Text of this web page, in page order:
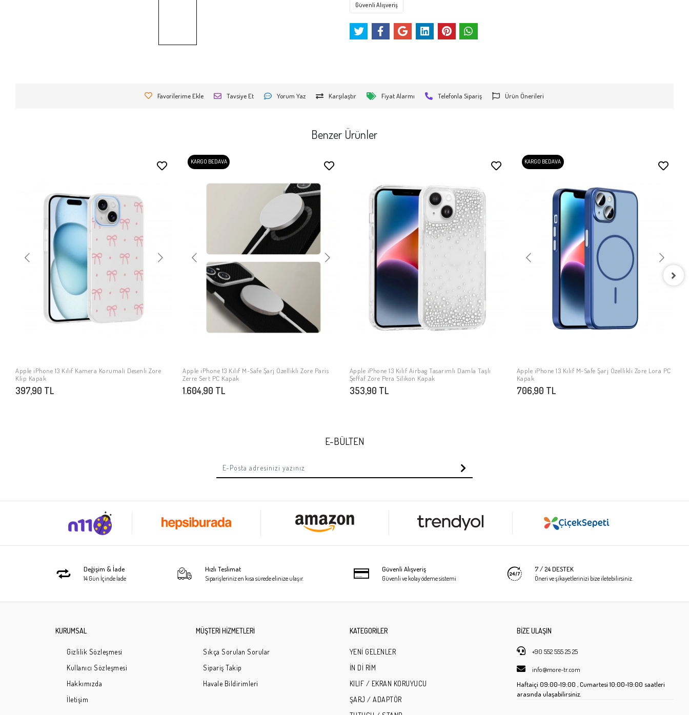
Güvenli Alışveriş
Favorilerime Ekle Tavsiye Et Yorum Yaz Karşılaştır Fiyat Alarmı Telefonla Sipariş Ürün Önerileri
Benzer Ürünler
SEPETE EKLE
Apple iPhone 13 Kılıf Kamera Korumalı Desenli Zore
Klip Kapak
397,90 TL
KARGO BEDAVA
SEPETE EKLE
Apple iPhone 13 Kılıf M-Safe Şarj Özellikli Zore Paris
Zerre Sert PC Kapak
1.604,90 TL
SEPETE EKLE
Apple iPhone 13 Kılıf Airbag Tasarımlı Damla Taşlı
Şeffaf Zore Pera Silikon Kapak
353,90 TL
KARGO BEDAVA
SEPETE EKLE
Apple iPhone 13 Kılıf M-Safe Şarj Özellikli Zore Lora PC
Kapak
706,90 TL
E-BÜLTEN
Değişim & İade
14 Gün İçinde İade
Hızlı Teslimat
Siparişleriniz en kısa sürede elinize ulaşır.
Güvenli Alışveriş
Güvenli ve kolay ödeme sistemi
7 / 24 DESTEK
Öneri ve şikayetlerinizi bize iletebilirsiniz.
KURUMSAL
Gizlilik Sözleşmesi
Kullanıcı Sözleşmesi
Hakkımızda
İletişim
MÜŞTERİ HİZMETLERİ
Sıkça Sorulan Sorular
Sipariş Takip
Havale Bildirimleri
KATEGORİLER
YENİ GELENLER
İN Dİ RİM
KILIF / EKRAN KORUYUCU
ŞARJ / ADAPTÖR
BİZE ULAŞIN
+90 552 555 25 25
info@more-tr.com
Haftaiçi 09:00-19:00 , Cumartesi10:00-19:00 saatleri
arasında ulaşabilirsiniz.